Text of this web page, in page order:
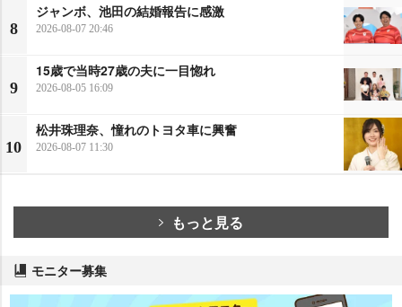
8
ジャンボ、池田の結婚報告に感激
2026-08-07 20:46
9
15歳で当時27歳の夫に一目惚れ
2026-08-05 16:09
10
松井珠理奈、憧れのトヨタ車に興奮
2026-08-07 11:30
もっと見る
モニター募集